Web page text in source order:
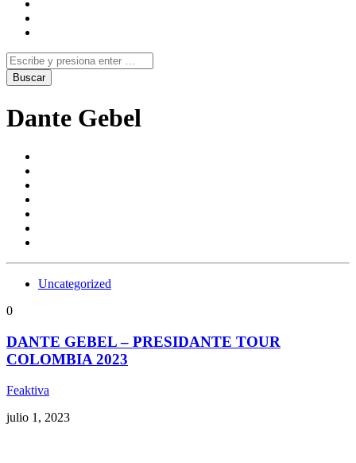
Dante Gebel
Uncategorized
0
DANTE GEBEL – PRESIDANTE TOUR
COLOMBIA 2023
Feaktiva
julio 1, 2023